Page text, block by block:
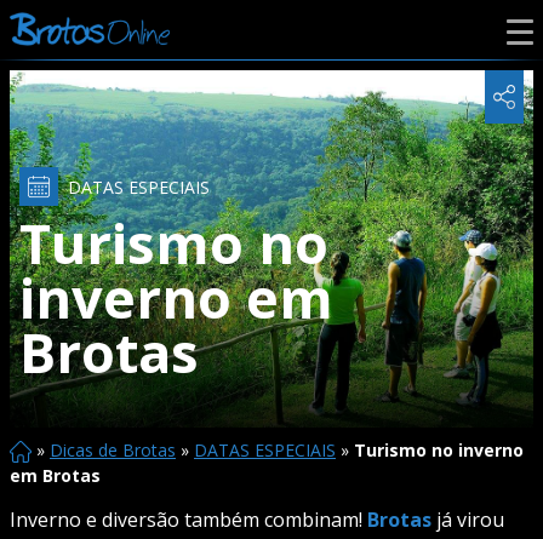
DATAS ESPECIAIS
Turismo no
inverno em
Brotas
» Dicas de Brotas » DATAS ESPECIAIS » Turismo no inverno
em Brotas
Inverno e diversão também combinam! Brotas já virou